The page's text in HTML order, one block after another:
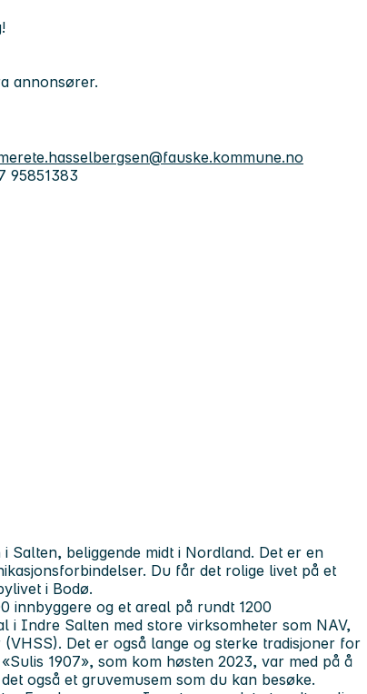
annonsører.
95851383
Salten, beliggende midt i Nordland. Det er en
Du får det rolige livet på et
i Bodø.
innbyggere og et areal på rundt 1200
i Indre Salten med store virksomheter som NAV,
Det er også lange og sterke tradisjoner for
1907», som kom høsten 2023, var med på å
også et gruvemusem som du kan besøke.